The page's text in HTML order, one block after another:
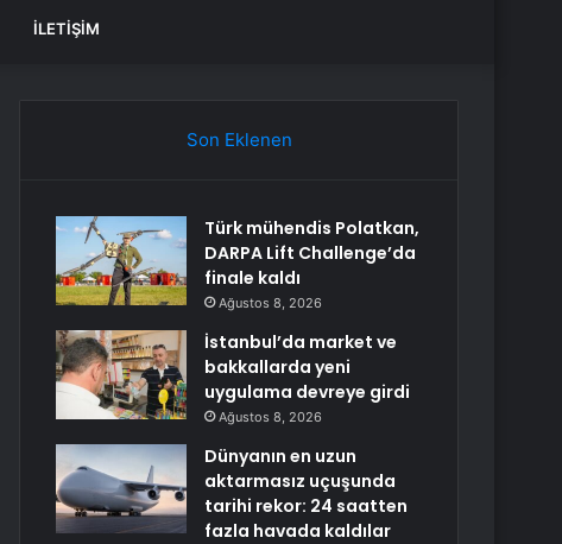
İLETIŞIM
Son Eklenen
Türk mühendis Polatkan,
DARPA Lift Challenge’da
finale kaldı
Ağustos 8, 2026
İstanbul’da market ve
bakkallarda yeni
uygulama devreye girdi
Ağustos 8, 2026
Dünyanın en uzun
aktarmasız uçuşunda
tarihi rekor: 24 saatten
fazla havada kaldılar